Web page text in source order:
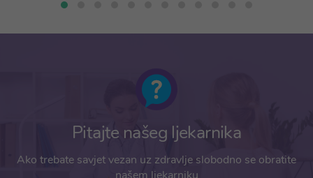
Pitajte našeg ljekarnika
Ako trebate savjet vezan uz zdravlje slobodno se obratite